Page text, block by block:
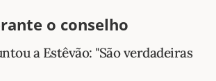
o conselho
a Estêvão: "São verdadeiras